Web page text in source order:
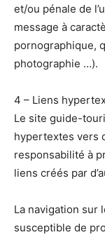
et/ou pénale de
message à
pornographique,
photographie …).
4 – Liens
Le site guide-
hypertextes vers
responsabilité à
liens créés par
La navigation sur
susceptible de